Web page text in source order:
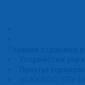
Главная
Устройства
Пульты
HOKKAIDO XRV